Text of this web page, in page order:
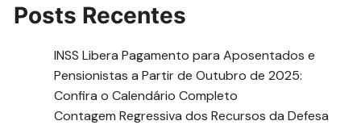
Posts Recentes
INSS Libera Pagamento para Aposentados e
Pensionistas a Partir de Outubro de 2025:
Confira o Calendário Completo
Contagem Regressiva dos Recursos da Defesa